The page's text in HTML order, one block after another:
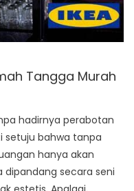
Tangga Murah
hadirnya perabotan
setuju bahwa tanpa
hanya akan
dipandang secara seni